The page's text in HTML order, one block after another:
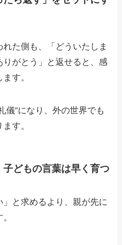
れた側も、「どういたしま
りがとう」と返せると、感
す。
儀”になり、外の世界でも
す。
どもの言葉は早く育つ
と求めるより、親が先に